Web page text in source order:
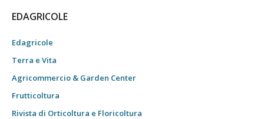
EDAGRICOLE
Edagricole
Terra e Vita
Agricommercio & Garden Center
Frutticoltura
Rivista di Orticoltura e Floricoltura